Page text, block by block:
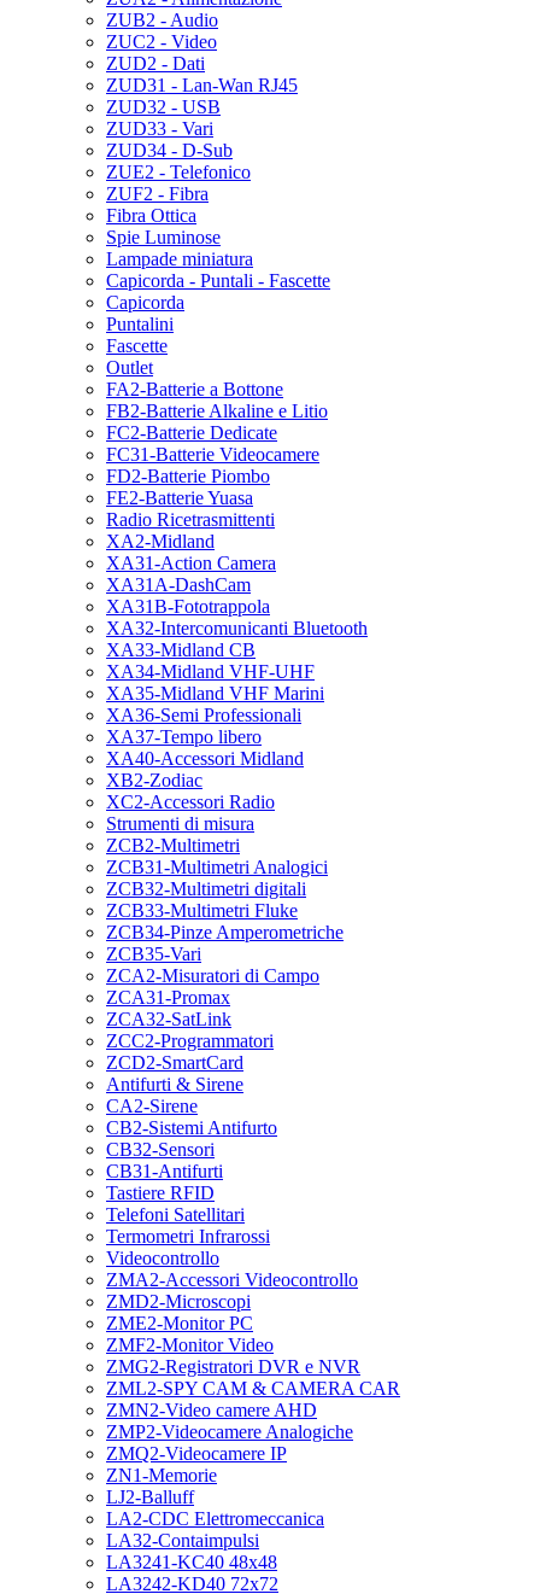
ZUB2 - Audio
ZUC2 - Video
ZUD2 - Dati
ZUD31 - Lan-Wan RJ45
ZUD32 - USB
ZUD33 - Vari
ZUD34 - D-Sub
ZUE2 - Telefonico
ZUF2 - Fibra
Fibra Ottica
Spie Luminose
Lampade miniatura
Capicorda - Puntali - Fascette
Capicorda
Puntalini
Fascette
Outlet
FA2-Batterie a Bottone
FB2-Batterie Alkaline e Litio
FC2-Batterie Dedicate
FC31-Batterie Videocamere
FD2-Batterie Piombo
FE2-Batterie Yuasa
Radio Ricetrasmittenti
XA2-Midland
XA31-Action Camera
XA31A-DashCam
XA31B-Fototrappola
XA32-Intercomunicanti Bluetooth
XA33-Midland CB
XA34-Midland VHF-UHF
XA35-Midland VHF Marini
XA36-Semi Professionali
XA37-Tempo libero
XA40-Accessori Midland
XB2-Zodiac
XC2-Accessori Radio
Strumenti di misura
ZCB2-Multimetri
ZCB31-Multimetri Analogici
ZCB32-Multimetri digitali
ZCB33-Multimetri Fluke
ZCB34-Pinze Amperometriche
ZCB35-Vari
ZCA2-Misuratori di Campo
ZCA31-Promax
ZCA32-SatLink
ZCC2-Programmatori
ZCD2-SmartCard
Antifurti & Sirene
CA2-Sirene
CB2-Sistemi Antifurto
CB32-Sensori
CB31-Antifurti
Tastiere RFID
Telefoni Satellitari
Termometri Infrarossi
Videocontrollo
ZMA2-Accessori Videocontrollo
ZMD2-Microscopi
ZME2-Monitor PC
ZMF2-Monitor Video
ZMG2-Registratori DVR e NVR
ZML2-SPY CAM & CAMERA CAR
ZMN2-Video camere AHD
ZMP2-Videocamere Analogiche
ZMQ2-Videocamere IP
ZN1-Memorie
LJ2-Balluff
LA2-CDC Elettromeccanica
LA32-Contaimpulsi
LA3241-KC40 48x48
LA3242-KD40 72x72